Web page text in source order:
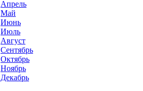
Апрель
Май
Июнь
Июль
Август
Сентябрь
Октябрь
Ноябрь
Декабрь